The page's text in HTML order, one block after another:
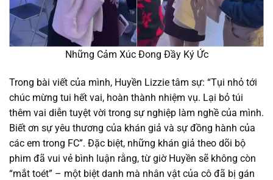
Những Cảm Xúc Đong Đầy Ký Ức
Trong bài viết của mình, Huyền Lizzie tâm sự: “Tụi nhỏ tới
chúc mừng tui hết vai, hoàn thành nhiệm vụ. Lại bỏ túi
thêm vai diễn tuyệt vời trong sự nghiệp làm nghề của mình.
Biết ơn sự yêu thương của khán giả và sự đồng hành của
các em trong FC”. Đặc biệt, những khán giả theo dõi bộ
phim đã vui vẻ bình luận rằng, từ giờ Huyền sẽ không còn
“mắt toét” – một biệt danh mà nhân vật của cô đã bị gán